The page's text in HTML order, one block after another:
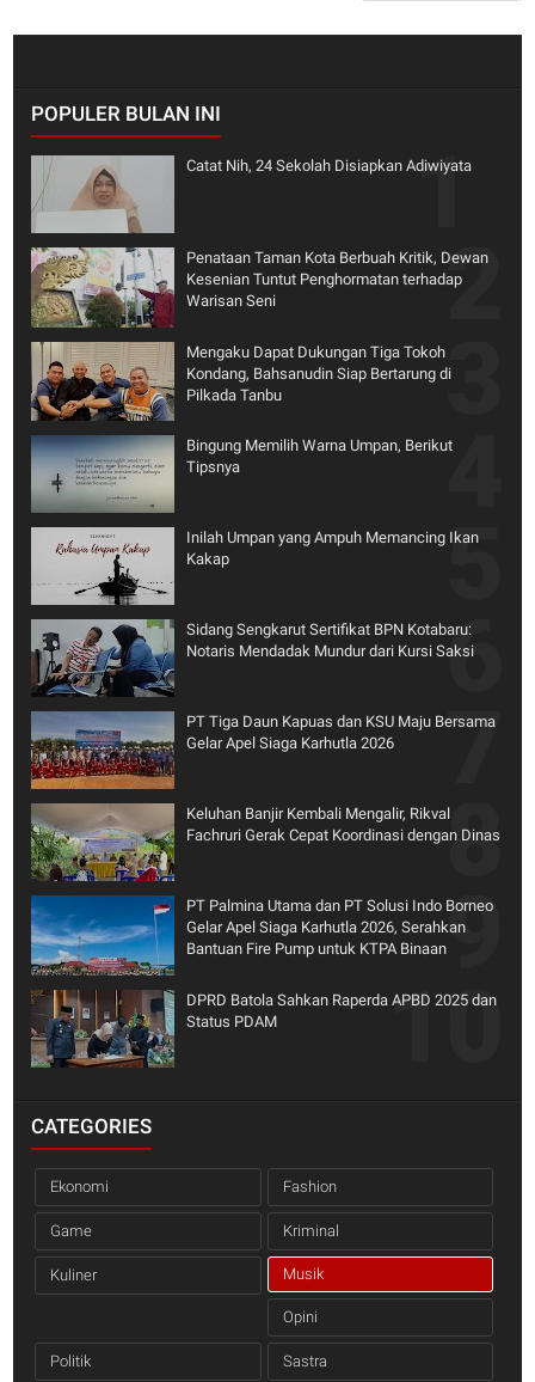
POPULER BULAN INI
Catat Nih, 24 Sekolah Disiapkan Adiwiyata
Penataan Taman Kota Berbuah Kritik, Dewan
Kesenian Tuntut Penghormatan terhadap
Warisan Seni
Mengaku Dapat Dukungan Tiga Tokoh
Kondang, Bahsanudin Siap Bertarung di
Pilkada Tanbu
Bingung Memilih Warna Umpan, Berikut
Tipsnya
Inilah Umpan yang Ampuh Memancing Ikan
Kakap
Sidang Sengkarut Sertifikat BPN Kotabaru:
Notaris Mendadak Mundur dari Kursi Saksi
PT Tiga Daun Kapuas dan KSU Maju Bersama
Gelar Apel Siaga Karhutla 2026
Keluhan Banjir Kembali Mengalir, Rikval
Fachruri Gerak Cepat Koordinasi dengan Dinas
PT Palmina Utama dan PT Solusi Indo Borneo
Gelar Apel Siaga Karhutla 2026, Serahkan
Bantuan Fire Pump untuk KTPA Binaan
DPRD Batola Sahkan Raperda APBD 2025 dan
Status PDAM
CATEGORIES
Ekonomi Fashion
Game Kriminal
Kuliner Musik
Opini
Politik Sastra